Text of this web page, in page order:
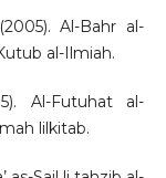
Al-Bahr al-
al-Ilmiah.
Al-Futuhat al-
lilkitab.